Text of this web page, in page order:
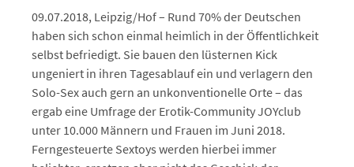
09.07.2018, Leipzig/Hof – Rund 70% der Deutschen
haben sich schon einmal heimlich in der Öffentlichkeit
selbst befriedigt. Sie bauen den lüsternen Kick
ungeniert in ihren Tagesablauf ein und verlagern den
Solo-Sex auch gern an unkonventionelle Orte – das
ergab eine Umfrage der Erotik-Community JOYclub
unter 10.000 Männern und Frauen im Juni 2018.
Ferngesteuerte Sextoys werden hierbei immer